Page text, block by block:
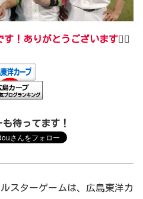
す！ありがとうございます🙇‍♂️
待ってます！
スターゲームは、広島東洋カ